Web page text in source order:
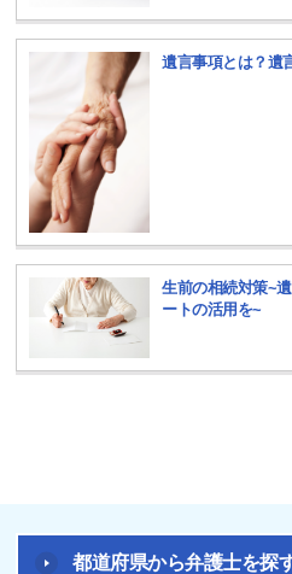
遺言事項とは？遺
生前の相続対策~
ートの活用を~
都道府県から弁護士を探